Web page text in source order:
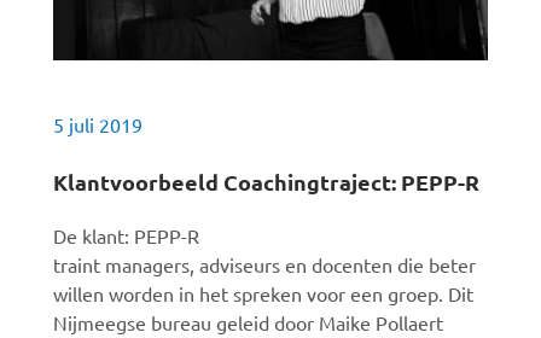
5 juli 2019
Klantvoorbeeld Coachingtraject: PEPP-R
De klant: PEPP-R
traint managers, adviseurs en docenten die beter
willen worden in het spreken voor een groep. Dit
Nijmeegse bureau geleid door Maike Pollaert